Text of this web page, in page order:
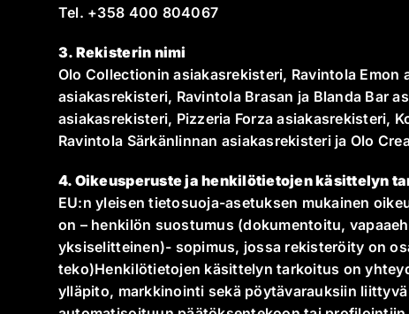
Tel. +358 400 804067
3. Rekisterin nimi
Olo Collectionin asiakasrekisteri, Ravintola Emon
asiakasrekisteri, Ravintola Brasan ja Blanda Bar
asiakasrekisteri, Pizzeria Forza asiakasrekisteri,
Ravintola Särkänlinnan asiakasrekisteri ja Olo
4. Oikeusperuste ja henkilötietojen käsittelyn
EU:n yleisen tietosuoja-asetuksen mukainen
on – henkilön suostumus (dokumentoitu,
yksiselitteinen)- sopimus, jossa rekisteröity on
teko)Henkilötietojen käsittelyn tarkoitus on
ylläpito, markkinointi sekä pöytävarauksiin